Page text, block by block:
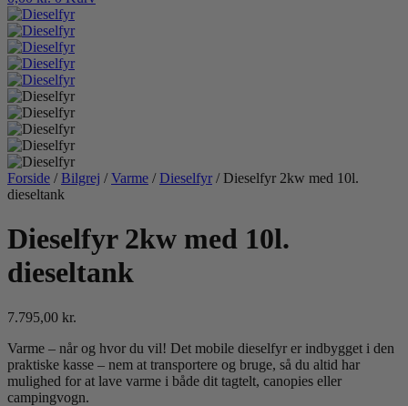
Forside /Bilgrej /Varme /Dieselfyr / Dieselfyr 2kw med 10l.
dieseltank
Dieselfyr 2kw med 10l.
dieseltank
7.795,00 kr.
Varme – når og hvor du vil! Det mobile dieselfyr er indbygget i den
praktiske kasse – nem at transportere og bruge, så du altid har
mulighed for at lave varme i både dit tagtelt, canopies eller
campingvogn.